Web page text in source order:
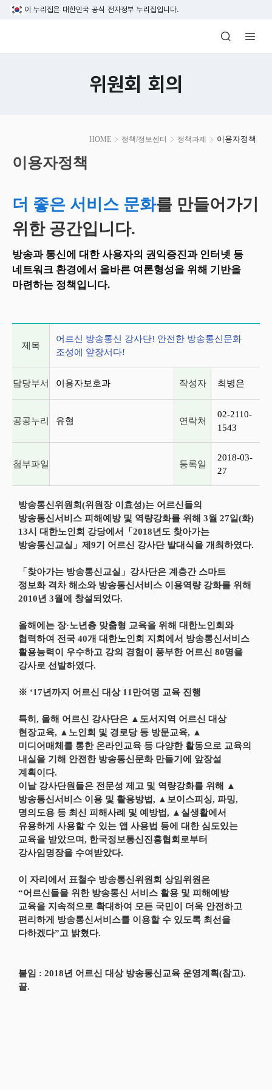
본문 바로가기
이 누리집은 대한민국 공식 전자정부 누리집입니다.
방송미디어통신위원회 Korea Media
위원회 회의
HOME 정책/정보센터 정책과제 이용자정책
시
이용자정책
더 좋은 서비스 문화를 만들어가기
위한 공간입니다.
방송과 통신에 대한 사용자의 권익증진과 인터넷 등
네트워크 환경에서 올바른 여론형성을 위해 기반을
마련하는 정책입니다.
제목
어르신 방송통신 강사단! 안전한 방송통신문화
조성에 앞장서다!
담당부서 이용자보호과 작성자 최병은
공공누리 유형 연락처
02-2110-
1543
첨부파일 등록일
2018-03-
27
방송통신위원회(위원장 이효성)는 어르신들의
방송통신서비스 피해예방 및 역량강화를 위해 3월 27일(화)
13시 대한노인회 강당에서「2018년도 찾아가는
방송통신교실」제9기 어르신 강사단 발대식을 개최하였다.
「찾아가는 방송통신교실」강사단은 계층간 스마트
정보화 격차 해소와 방송통신서비스 이용역량 강화를 위해
2010년 3월에 창설되었다.
올해에는 장·노년층 맞춤형 교육을 위해 대한노인회와
협력하여 전국 40개 대한노인회 지회에서 방송통신서비스
활용능력이 우수하고 강의 경험이 풍부한 어르신 80명을
강사로 선발하였다.
※ ‘17년까지 어르신 대상 11만여명 교육 진행
특히, 올해 어르신 강사단은 ▲도서지역 어르신 대상
현장교육, ▲노인회 및 경로당 등 방문교육, ▲
미디어매체를 통한 온라인교육 등 다양한 활동으로 교육의
내실을 기해 안전한 방송통신문화 만들기에 앞장설
계획이다.
이날 강사단원들은 전문성 제고 및 역량강화를 위해 ▲
방송통신서비스 이용 및 활용방법, ▲보이스피싱, 파밍,
명의도용 등 최신 피해사례 및 예방법, ▲실생활에서
유용하게 사용할 수 있는 앱 사용법 등에 대한 심도있는
교육을 받았으며, 한국정보통신진흥협회로부터
강사임명장을 수여받았다.
이 자리에서 표철수 방송통신위원회 상임위원은
“어르신들을 위한 방송통신 서비스 활용 및 피해예방
교육을 지속적으로 확대하여 모든 국민이 더욱 안전하고
편리하게 방송통신서비스를 이용할 수 있도록 최선을
다하겠다”고 밝혔다.
붙임 : 2018년 어르신 대상 방송통신교육 운영계획(참고).
끝.